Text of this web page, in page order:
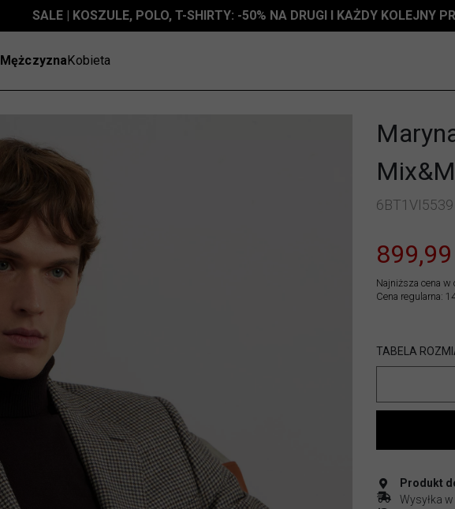
SALE | KOSZULE, POLO, T-SHIRTY: -50% NA DRUGI I KAŻDY KOLEJNY
MężczyznaKobieta
6BT1VI5539
899,99
Najniższa cena w
Cena regularna:
TABELA
Produkt
Wysyłka